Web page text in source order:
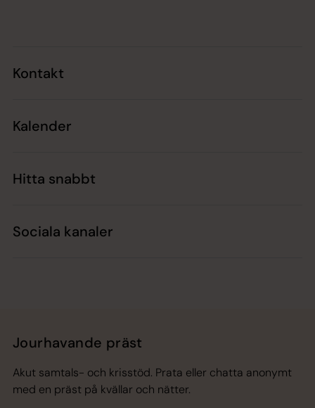
Kontakt
Kalender
Hitta snabbt
Sociala kanaler
Jourhavande präst
Akut samtals- och krisstöd. Prata eller chatta anonymt
med en präst på kvällar och nätter.